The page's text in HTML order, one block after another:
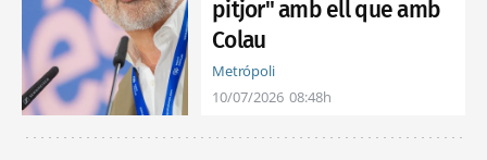
pitjor" amb ell que amb
Colau
Metrópoli
10/07/2026 08:48h